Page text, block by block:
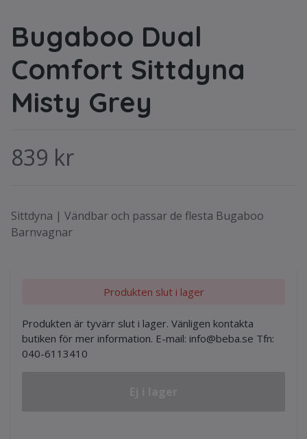
Bugaboo Dual
Comfort Sittdyna
Misty Grey
839 kr
Sittdyna | Vändbar och passar de flesta Bugaboo
Barnvagnar
Produkten slut i lager
Produkten är tyvärr slut i lager. Vänligen kontakta
butiken för mer information. E-mail: info@beba.se Tfn:
040-6113410